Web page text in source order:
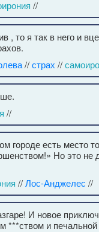
//
, то я так в него и
//страх //
//
городе есть
Но это не
//Лос-Анджелес //
И новое
***ством и